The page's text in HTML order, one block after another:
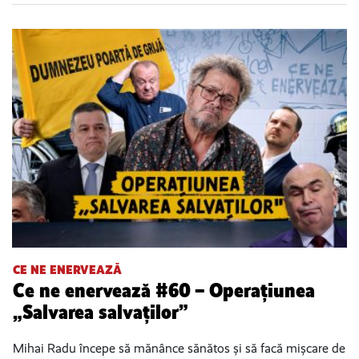
CE NE ENERVEAZĂ
Ce ne enervează #60 – Operațiunea
„Salvarea salvaților”
Mihai Radu începe să mănânce sănătos și să facă mișcare de